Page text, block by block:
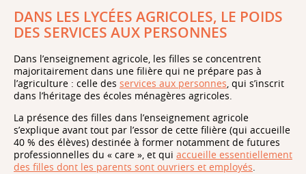
DANS LES LYCÉES AGRICOLES, LE POIDS
DES SERVICES AUX PERSONNES
Dans l’enseignement agricole, les filles se concentrent
majoritairement dans une filière qui ne prépare pas à
l’agriculture : celle des services aux personnes , qui s’inscrit
dans l’héritage des écoles ménagères agricoles.
La présence des filles dans l’enseignement agricole
s’explique avant tout par l’essor de cette filière (qui accueille
40 % des élèves) destinée à former notamment de futures
professionnelles du « care », et qui accueille essentiellement
des filles dont les parents sont ouvriers et employés